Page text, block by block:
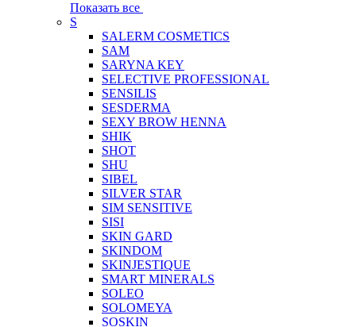
Показать все
S
SALERM COSMETICS
SAM
SARYNA KEY
SELECTIVE PROFESSIONAL
SENSILIS
SESDERMA
SEXY BROW HENNA
SHIK
SHOT
SHU
SIBEL
SILVER STAR
SIM SENSITIVE
SISI
SKIN GARD
SKINDOM
SKINJESTIQUE
SMART MINERALS
SOLEO
SOLOMEYA
SOSKIN